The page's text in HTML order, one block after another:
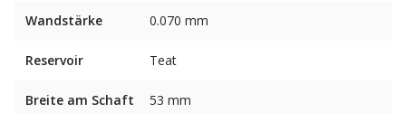
Wandstärke
0.070 mm
Reservoir Teat
Breite am Schaft 53 mm